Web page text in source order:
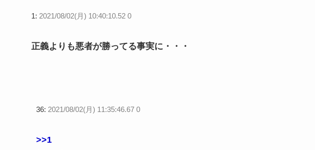
1: 2021/08/02(月) 10:40:10.52 0
正義よりも悪者が勝ってる事実に・・・
36: 2021/08/02(月) 11:35:46.67 0
>>1